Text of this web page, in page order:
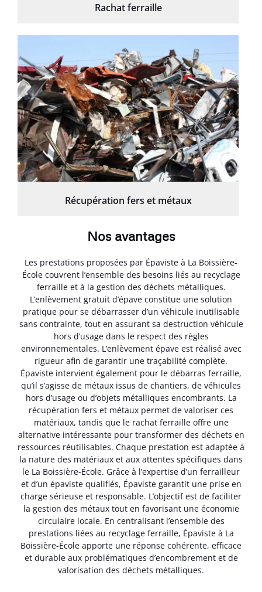
Rachat ferraille
Récupération fers et métaux
Nos avantages
Les prestations proposées par Épaviste à La Boissière-
École couvrent l’ensemble des besoins liés au recyclage
ferraille et à la gestion des déchets métalliques.
L’enlèvement gratuit d’épave constitue une solution
pratique pour se débarrasser d’un véhicule inutilisable
sans contrainte, tout en assurant sa destruction véhicule
hors d’usage dans le respect des règles
environnementales. L’enlèvement épave est réalisé avec
rigueur afin de garantir une traçabilité complète.
Épaviste intervient également pour le débarras ferraille,
qu’il s’agisse de métaux issus de chantiers, de véhicules
hors d’usage ou d’objets métalliques encombrants. La
récupération fers et métaux permet de valoriser ces
matériaux, tandis que le rachat ferraille offre une
alternative intéressante pour transformer des déchets en
ressources réutilisables. Chaque prestation est adaptée à
la nature des matériaux et aux attentes spécifiques dans
le La Boissière-École. Grâce à l’expertise d’un ferrailleur
et d’un épaviste qualifiés, Épaviste garantit une prise en
charge sérieuse et responsable. L’objectif est de faciliter
la gestion des métaux tout en favorisant une économie
circulaire locale. En centralisant l’ensemble des
prestations liées au recyclage ferraille, Épaviste à La
Boissière-École apporte une réponse cohérente, efficace
et durable aux problématiques d’encombrement et de
valorisation des déchets métalliques.